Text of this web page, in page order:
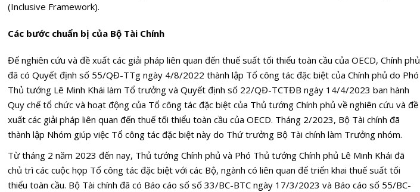
(Inclusive Framework).
Các bước chuẩn bị của Bộ Tài Chính
Để nghiên cứu và đề xuất các giải pháp liên quan đến thuế suất tối thiểu toàn cầu của OECD, Chính phủ
đã có Quyết định số 55/QĐ-TTg ngày 4/8/2022 thành lập Tổ công tác đặc biệt của Chính phủ do Phó
Thủ tướng Lê Minh Khái làm Tổ trưởng và Quyết định số 22/QĐ-TCTĐB ngày 14/4/2023 ban hành
Quy chế tổ chức và hoạt động của Tổ công tác đặc biệt của Thủ tướng Chính phủ về nghiên cứu và đề
xuất các giải pháp liên quan đến thuế tối thiểu toàn cầu của OECD. Tháng 2/2023, Bộ Tài chính đã
thành lập Nhóm giúp việc Tổ công tác đặc biệt này do Thứ trưởng Bộ Tài chính làm Trưởng nhóm.
Từ tháng 2 năm 2023 đến nay, Thủ tướng Chính phủ và Phó Thủ tướng Chính phủ Lê Minh Khái đã
chủ trì các cuộc họp Tổ công tác đặc biệt với các Bộ, ngành có liên quan để triển khai thuế suất tối
thiểu toàn cầu. Bộ Tài chính đã có Báo cáo số số 33/BC-BTC ngày 17/3/2023 và Báo cáo số 55/BC-